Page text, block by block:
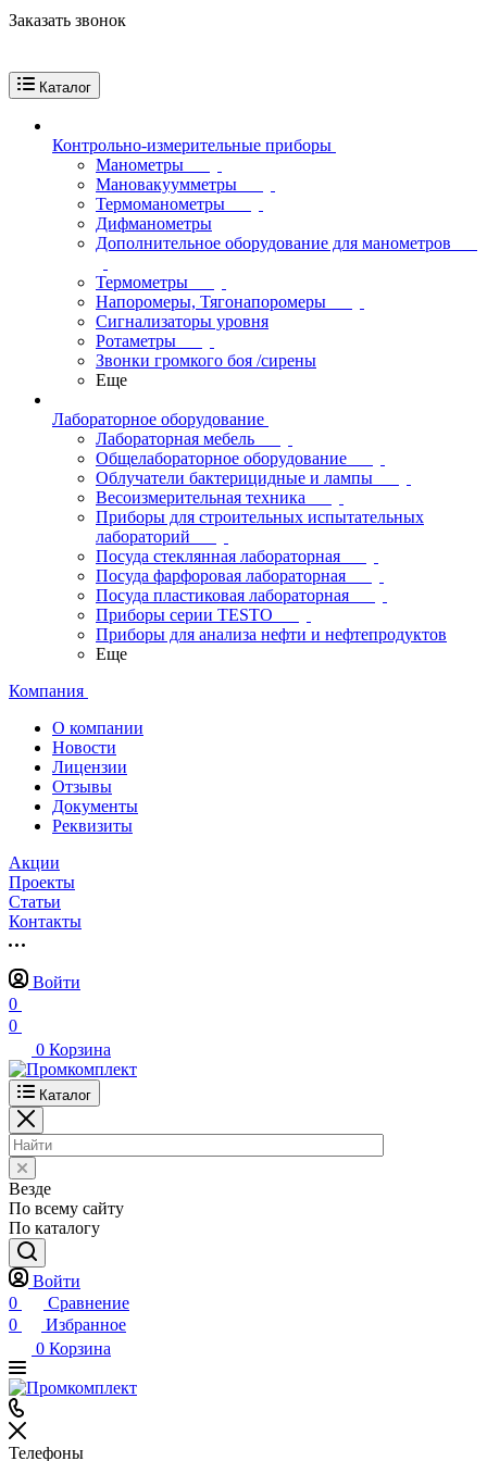
Заказать звонок
Каталог
Контрольно-измерительные приборы
Манометры
Мановакуумметры
Термоманометры
Дифманометры
Дополнительное оборудование для манометров
Термометры
Напоромеры, Тягонапоромеры
Сигнализаторы уровня
Ротаметры
Звонки громкого боя /сирены
Еще
Лабораторное оборудование
Лабораторная мебель
Общелабораторное оборудование
Облучатели бактерицидные и лампы
Весоизмерительная техника
Приборы для строительных испытательных
лабораторий
Посуда стеклянная лабораторная
Посуда фарфоровая лабораторная
Посуда пластиковая лабораторная
Приборы серии TESTO
Приборы для анализа нефти и нефтепродуктов
Еще
Компания
О компании
Новости
Лицензии
Отзывы
Документы
Реквизиты
Акции
Проекты
Статьи
Контакты
Войти
0
0
0 Корзина
Каталог
Везде
По всему сайту
По каталогу
Войти
0
Сравнение
0
Избранное
0 Корзина
Телефоны